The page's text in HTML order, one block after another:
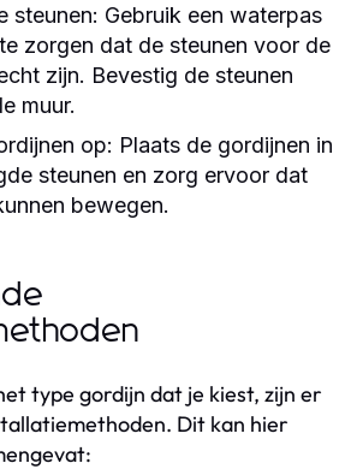
steunen: Gebruik een waterpas
zorgen dat de steunen voor de
zijn. Bevestig de steunen
muur.
op: Plaats de gordijnen in
steunen en zorg ervoor dat
bewegen.
type gordijn dat je kiest, zijn er
Dit kan hier